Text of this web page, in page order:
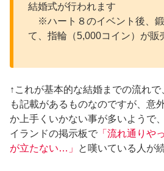
結婚式が行われます
※ハート８のイベント後、鍛
て、指輪（5,000コイン）が販
↑これが基本的な結婚までの流れ
も記載があるものなのですが、意
か上手くいかない事が多いようで
イランドの掲示板で 「流れ通りや
が立たない…」
と嘆いている人が